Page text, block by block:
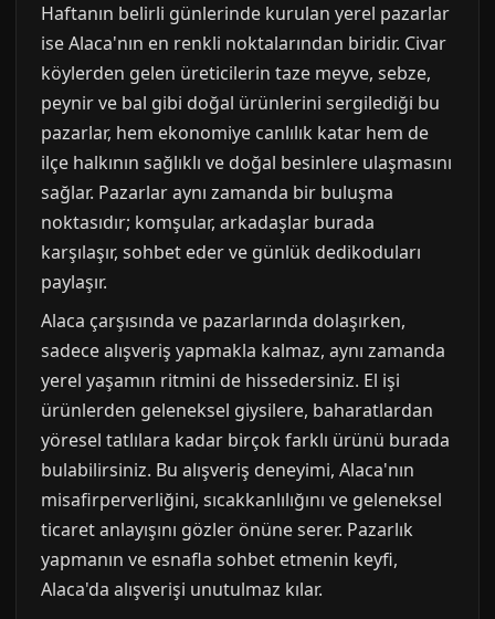
Haftanın belirli günlerinde kurulan yerel pazarlar
ise Alaca'nın en renkli noktalarından biridir. Civar
köylerden gelen üreticilerin taze meyve, sebze,
peynir ve bal gibi doğal ürünlerini sergilediği bu
pazarlar, hem ekonomiye canlılık katar hem de
ilçe halkının sağlıklı ve doğal besinlere ulaşmasını
sağlar. Pazarlar aynı zamanda bir buluşma
noktasıdır; komşular, arkadaşlar burada
karşılaşır, sohbet eder ve günlük dedikoduları
paylaşır.
Alaca çarşısında ve pazarlarında dolaşırken,
sadece alışveriş yapmakla kalmaz, aynı zamanda
yerel yaşamın ritmini de hissedersiniz. El işi
ürünlerden geleneksel giysilere, baharatlardan
yöresel tatlılara kadar birçok farklı ürünü burada
bulabilirsiniz. Bu alışveriş deneyimi, Alaca'nın
misafirperverliğini, sıcakkanlılığını ve geleneksel
ticaret anlayışını gözler önüne serer. Pazarlık
yapmanın ve esnafla sohbet etmenin keyfi,
Alaca'da alışverişi unutulmaz kılar.